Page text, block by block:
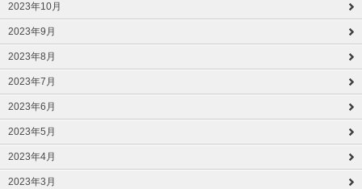
2023年10月
2023年9月
2023年8月
2023年7月
2023年6月
2023年5月
2023年4月
2023年3月